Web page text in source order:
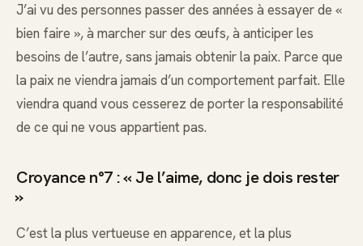
J’ai vu des personnes passer des années à essayer de «
bien faire », à marcher sur des œufs, à anticiper les
besoins de l’autre, sans jamais obtenir la paix. Parce que
la paix ne viendra jamais d’un comportement parfait. Elle
viendra quand vous cesserez de porter la responsabilité
de ce qui ne vous appartient pas.
Croyance n°7 : « Je l’aime, donc je dois rester
»
C’est la plus vertueuse en apparence, et la plus